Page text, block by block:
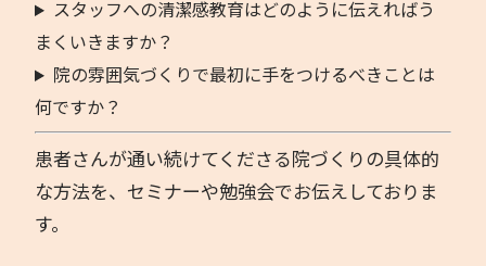
スタッフへの清潔感教育はどのように伝えればう
まくいきますか？
院の雰囲気づくりで最初に手をつけるべきことは
何ですか？
患者さんが通い続けてくださる院づくりの具体的
な方法を、セミナーや勉強会でお伝えしておりま
す。